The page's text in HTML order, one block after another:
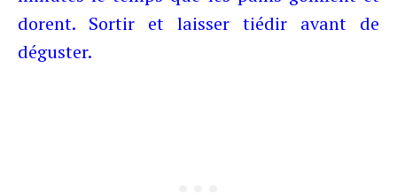
dorent. Sortir et laisser tiédir avant de
déguster.